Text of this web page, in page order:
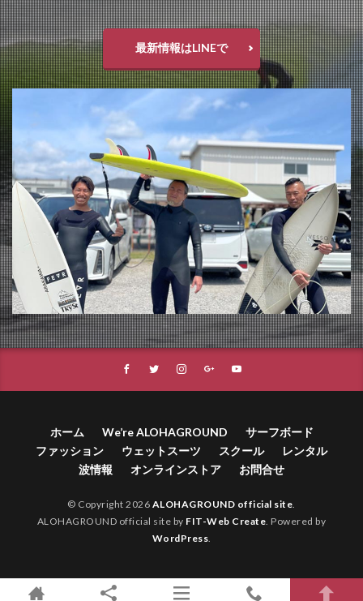
最新情報はLINEで
ホーム We’re ALOHAGROUND
サーフボード
ファッション
ウェットスーツ スクール
レンタル
波情報
オンラインストア お問合せ
© Copyright 2026 ALOHAGROUND official site.
ALOHAGROUND official site by FIT-Web Create. Powered by
WordPress.